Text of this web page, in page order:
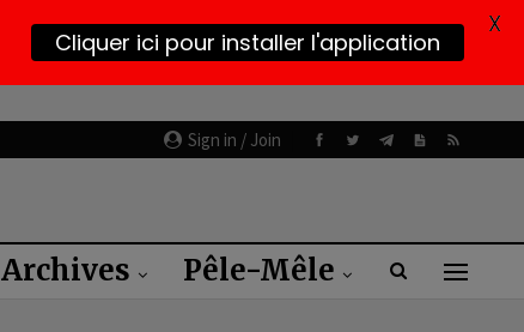
Sign in / Join
Archives Pêle-Mêle
Cliquer ici pour installer l'application
X